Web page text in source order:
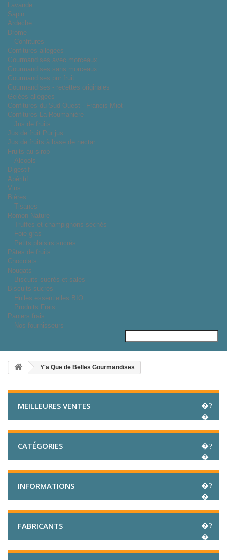
Lavande
Sapin
Ardeche
Drome
Confitures
Confitures allégées
Gourmandises avec morceaux
Gourmandises sans morceaux
Gourmandises pur fruit
Gourmandises - recettes originales
Gelées allégées
Confitures du Sud-Ouest - Francis Miot
Confitures La Roumanière
Jus de fruits
Jus de fruit Pur jus
Jus de fruits à base de nectar
Fruits au sirop
Alcools
Digestif
Apéritif
Vins
Bières
Tisanes
Romon Nature
Truffes et champignons séchés
Foie gras
Petits plaisirs sucrés
Pâtes de fruits
Chocolats
Nougats
Biscuits sucrés et salés
Biscuits sucrés
Huiles essentielles BIO
Produits Frais
Paniers frais
Nos fournisseurs
Y'a Que de Belles Gourmandises
MEILLEURES VENTES
CATÉGORIES
INFORMATIONS
FABRICANTS